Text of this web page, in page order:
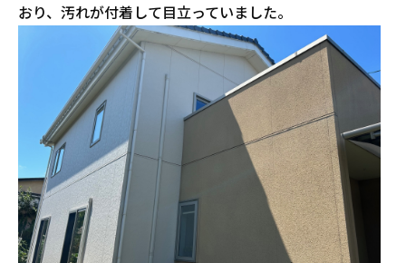
おり、汚れが付着して目立っていました。